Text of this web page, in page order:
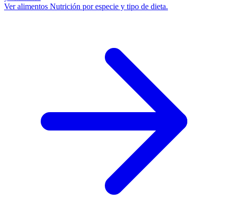
Ver alimentos Nutrición por especie y tipo de dieta.